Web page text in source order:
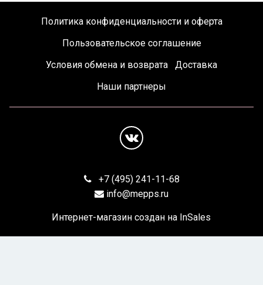
Политика конфиденциальности и оферта
Пользовательское соглашение
Условия обмена и возврата
Доставка
Наши партнеры
+7 (495) 241-11-68
info@mepps.ru
Интернет-магазин создан на InSales